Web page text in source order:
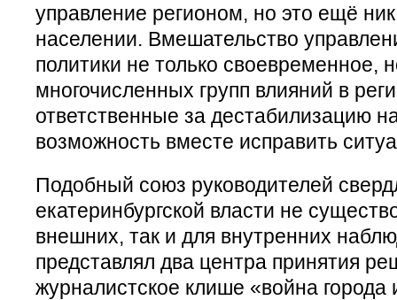
управление регионом, но это ещё
населении. Вмешательство
политики не только своевременное,
многочисленных групп влияний в
ответственные за дестабилизацию
возможность вместе исправить
Подобный союз руководителей
екатеринбургской власти не
внешних, так и для внутренних
представлял два центра принятия
журналистское клише «война города